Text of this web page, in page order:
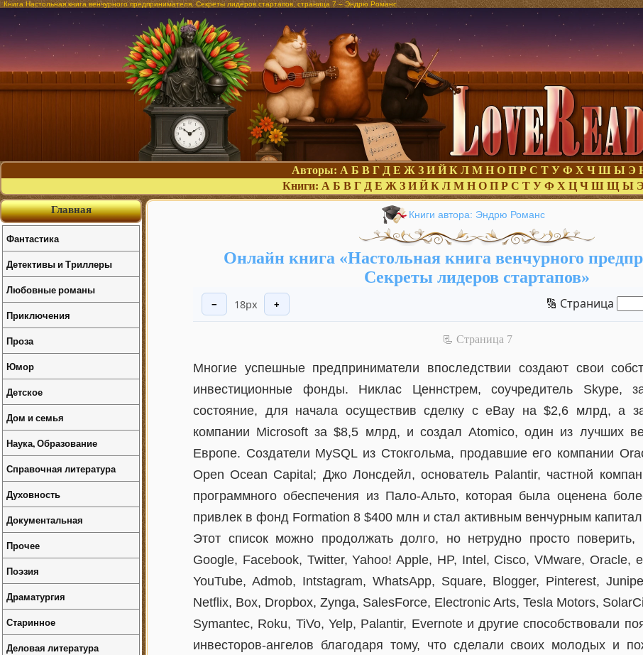
Книга Настольная книга венчурного предпринимателя. Секреты лидеров стартапов, страница 7 – Эндрю Романс
Авторы: А Б В Г Д Е Ж З И Й К Л М Н О П Р С Т У Ф Х Ч Ш Ы Э
Книги: А Б В Г Д Е Ж З И Й К Л М Н О П Р С Т У Ф Х Ц Ч Ш Щ Ы Э
Книги автора: Эндрю Романс
Онлайн книга «Настольная книга венчурного
Секреты лидеров стартапов»
− 18px + 🔢 Страница
📃 Cтраница 7
Многие успешные предприниматели впоследствии создают свои
инвестиционные фонды. Никлас Ценнстрем, соучредитель Skype,
состояние, для начала осуществив сделку с eBay на $2,6 млрд, а
компании Microsoft за $8,5 млрд, и создал Atomico, один из лучших
Европе. Создатели MySQL из Стокгольма, продавшие его компании
Open Ocean Capital; Джо Лонсдейл, основатель Palantir, частной
программного обеспечения из Пало-Альто, которая была оценена
привлек в фонд Formation 8 $400 млн и стал активным венчурным
Этот список можно продолжать долго, но нетрудно просто поверить,
Google, Facebook, Twitter, Yahoo! Apple, HP, Intel, Cisco, VMware, Oracle,
YouTube, Admob, Intstagram, WhatsApp, Square, Blogger, Pinterest,
Netflix, Box, Dropbox, Zynga, SalesForce, Electronic Arts, Tesla Motors,
Symantec, Roku, TiVo, Yelp, Palantir, Evernote и другие способствовали
инвесторов-ангелов благодаря тому, что сделали своих молодых и
Главная
Фантастика
Детективы и Триллеры
Любовные романы
Приключения
Проза
Юмор
Детское
Дом и семья
Наука, Образование
Справочная литература
Духовность
Документальная
Прочее
Поэзия
Драматургия
Старинное
Деловая литература